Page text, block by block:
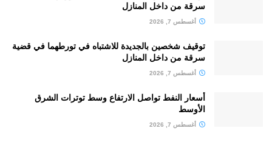
سرقة من داخل المنازل
أغسطس 7, 2026
توقيف شخصين بالجديدة للاشتباه في تورطهما في قضية
سرقة من داخل المنازل
أغسطس 7, 2026
أسعار النفط تواصل الارتفاع وسط توترات الشرق
الأوسط
أغسطس 7, 2026